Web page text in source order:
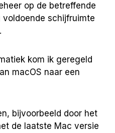
op de betreffende
schijfruimte
kom ik geregeld
macOS naar een
bijvoorbeeld door het
de laatste Mac versie